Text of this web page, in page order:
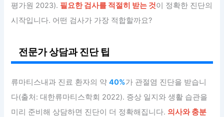
평가원 2023). 필요한 검사를 적절히 받는 것이 정확한 진단의
시작입니다. 어떤 검사가 가장 적합할까요?
전문가 상담과 진단 팁
류마티스내과 진료 환자의 약40%가 관절염 진단을 받습니
다(출처: 대한류마티스학회 2022). 증상 일지와 생활 습관을
미리 준비해 상담하면 진단이 더 정확해집니다. 의사와 충분